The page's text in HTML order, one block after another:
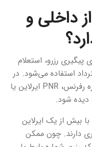
داخلی و
پیگیری رزرو، استعلام
استفاده می‌شود. در
پرواز خارجی، ممکن است علاوه بر شماره رفرنس، PNR ایرلاین یا
دیده شود.
بیش از یک ایرلاین
دارند. چون ممکن